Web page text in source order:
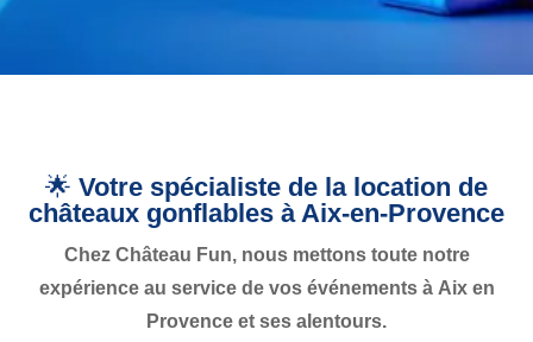
🌟 Votre spécialiste de la location de
châteaux gonflables à Aix-en-Provence
Chez Château Fun, nous mettons toute notre
expérience au service de vos événements à Aix en
Provence et ses alentours.